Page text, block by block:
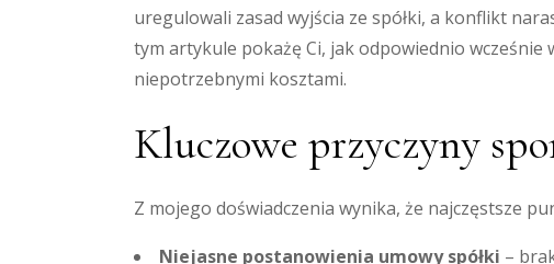
uregulowali zasad wyjścia ze spółki, a konflikt
tym artykule pokażę Ci, jak odpowiednio wcześnie
niepotrzebnymi kosztami.
Kluczowe przyczyny
Z mojego doświadczenia wynika, że najczęstsze
Niejasne postanowienia umowy spółki –